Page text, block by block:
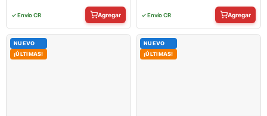
✓ Envío CR Agregar ✓ Envío CR Agregar
NUEVO
¡ÚLTIMAS!
NUEVO
¡ÚLTIMAS!